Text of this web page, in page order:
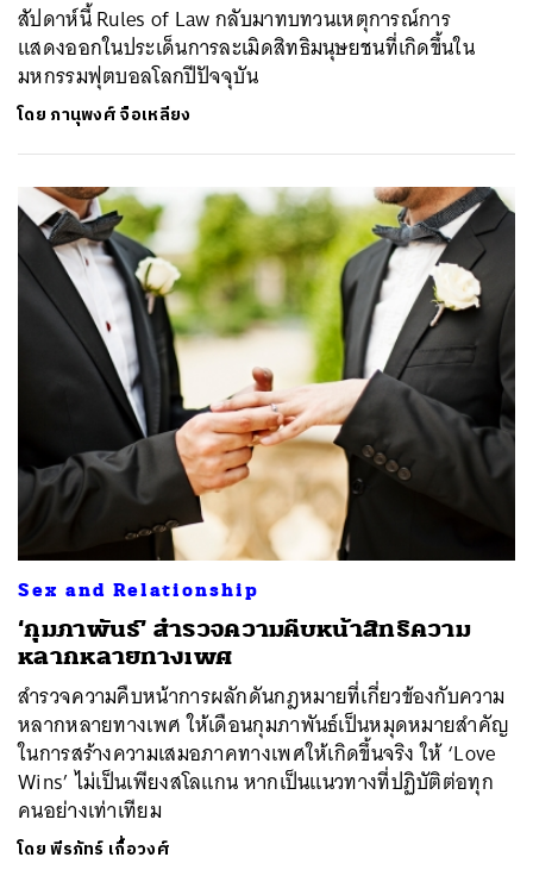
สัปดาห์นี้ Rules of Law กลับมาทบทวนเหตุการณ์การ
แสดงออกในประเด็นการละเมิดสิทธิมนุษยชนที่เกิดขึ้นใน
มหกรรมฟุตบอลโลกปีปัจจุบัน
โดย ภานุพงศ์ จือเหลียง
Sex and Relationship
‘กุมภาพันธ์’ สำรวจความคืบหน้าสิทธิความ
หลากหลายทางเพศ
สำรวจความคืบหน้าการผลักดันกฎหมายที่เกี่ยวข้องกับความ
หลากหลายทางเพศ ให้เดือนกุมภาพันธ์เป็นหมุดหมายสำคัญ
ในการสร้างความเสมอภาคทางเพศให้เกิดขึ้นจริง ให้ ‘Love
Wins’ ไม่เป็นเพียงสโลแกน หากเป็นแนวทางที่ปฏิบัติต่อทุก
คนอย่างเท่าเทียม
โดยพีรภัทร์ เกื้อวงศ์
SHARE TWEET LINE EMAIL